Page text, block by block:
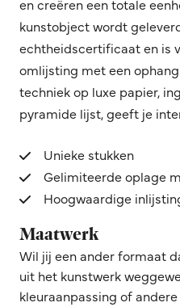
en creëren een totale
kunstobject wordt
echtheidscertificaat en is
omlijsting met een
techniek op luxe papier,
pyramide lijst, geeft je
Unieke stukken
Gelimiteerde oplage
Hoogwaardige
Maatwerk
Wil jij een ander formaat
uit het kunstwerk
kleuraanpassing of